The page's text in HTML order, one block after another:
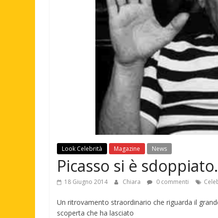
Look Celebrità Magazine News
Picasso si è
18 Giugno 2014 Chiara 0 commenti
Un ritrovamento straordinario che riguarda il
scoperta che ha lasciato